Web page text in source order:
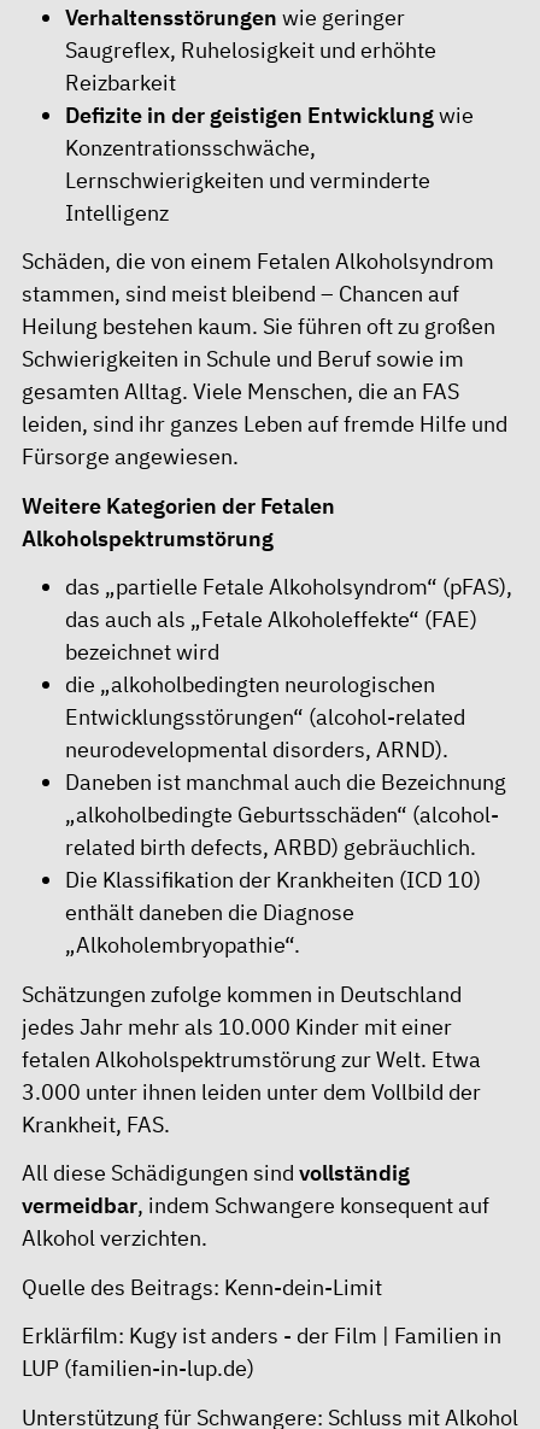
Verhaltensstörungen wie geringer
Saugreflex, Ruhelosigkeit und erhöhte
Reizbarkeit
Defizite in der geistigen Entwicklungwie
Konzentrationsschwäche,
Lernschwierigkeiten und verminderte
Intelligenz
Schäden, die von einem Fetalen Alkoholsyndrom
stammen, sind meist bleibend – Chancen auf
Heilung bestehen kaum. Sie führen oft zu großen
Schwierigkeiten in Schule und Beruf sowie im
gesamten Alltag. Viele Menschen, die an FAS
leiden, sind ihr ganzes Leben auf fremde Hilfe und
Fürsorge angewiesen.
Weitere Kategorien der Fetalen
Alkoholspektrumstörung
das „partielle Fetale Alkoholsyndrom“ (pFAS),
das auch als „Fetale Alkoholeffekte“ (FAE)
bezeichnet wird
die „alkoholbedingten neurologischen
Entwicklungsstörungen“ (alcohol-related
neurodevelopmental disorders, ARND).
Daneben ist manchmal auch die Bezeichnung
„alkoholbedingte Geburtsschäden“ (alcohol-
related birth defects, ARBD) gebräuchlich.
Die Klassifikation der Krankheiten (ICD 10)
enthält daneben die Diagnose
„Alkoholembryopathie“.
Schätzungen zufolge kommen in Deutschland
jedes Jahr mehr als 10.000 Kinder mit einer
fetalen Alkoholspektrumstörung zur Welt. Etwa
3.000 unter ihnen leiden unter dem Vollbild der
Krankheit, FAS.
All diese Schädigungen sind vollständig
vermeidbar, indem Schwangere konsequent auf
Alkohol verzichten.
Quelle des Beitrags: Kenn-dein-Limit
Erklärfilm: Kugy ist anders - der Film | Familien in
LUP (familien-in-lup.de)
Unterstützung für Schwangere: Schluss mit Alkohol